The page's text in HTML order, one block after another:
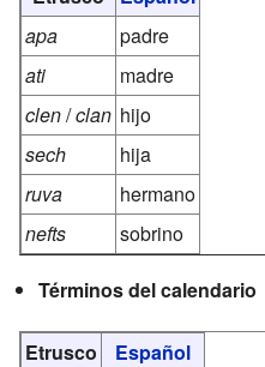
apa
padre
ati
madre
clen/clan hijo
sech
hija
ruva
hermano
nefts
sobrino
Términos del calendario
Etrusco
Español